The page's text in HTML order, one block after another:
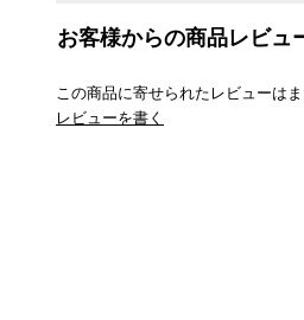
お客様からの商品レビュ
この商品に寄せられたレビューはま
レビューを書く